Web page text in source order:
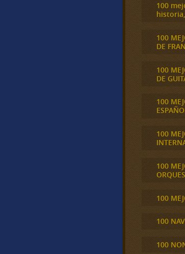
100
historia,
100
DE
100
DE
100
100
100
100
100
100